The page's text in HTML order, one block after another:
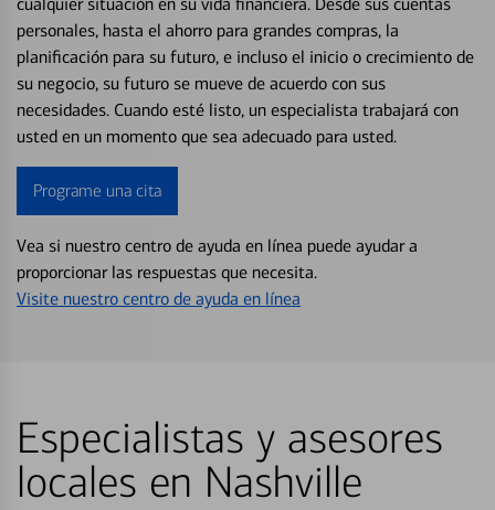
personales, hasta el ahorro para grandes compras, la
planificación para su futuro, e incluso el inicio o crecimiento de
su negocio, su futuro se mueve de acuerdo con sus
necesidades. Cuando esté listo, un especialista trabajará con
usted en un momento que sea adecuado para usted.
Programe una cita
Vea si nuestro centro de ayuda en línea puede ayudar a
proporcionar las respuestas que necesita.
Visite nuestro centro de ayuda en línea
Especialistas y asesores
locales en Nashville